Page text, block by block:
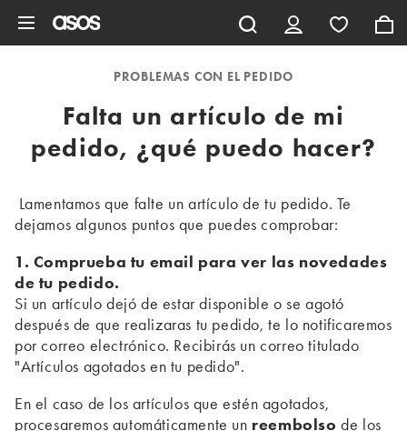
PROBLEMAS CON EL PEDIDO
Falta un artículo de mi
pedido, ¿qué puedo hacer?
Lamentamos que falte un artículo de tu pedido. Te
dejamos algunos puntos que puedes comprobar:
1. Comprueba tu email para ver las novedades
de tu pedido.
Si un artículo dejó de estar disponible o se agotó
después de que realizaras tu pedido, te lo notificaremos
por correo electrónico. Recibirás un correo titulado
"Artículos agotados en tu pedido".
En el caso de los artículos que estén agotados,
procesaremos automáticamente un reembolsode los